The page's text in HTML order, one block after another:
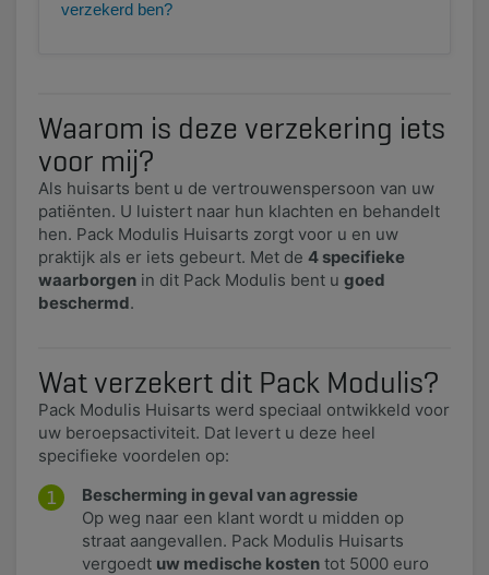
verzekerd ben?
Waarom is deze verzekering iets
voor mij?
Als huisarts bent u de vertrouwenspersoon van uw
patiënten. U luistert naar hun klachten en behandelt
hen. Pack Modulis Huisarts zorgt voor u en uw
praktijk als er iets gebeurt. Met de 4 specifieke
waarborgen in dit Pack Modulis bent u goed
beschermd.
Wat verzekert dit Pack Modulis?
​Pack Modulis Huisarts werd speciaal ontwikkeld voor
uw beroepsactiviteit. Dat levert u deze heel
specifieke voordelen op:
Bescherming in geval van agressie
Op weg naar een klant wordt u midden op
straat aangevallen. Pack Modulis Huisarts
vergoedt uw medische kosten tot 5000 euro